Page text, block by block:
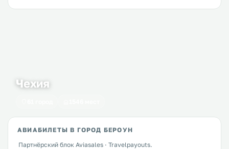
Чехия
АВИАБИЛЕТЫ В ГОРОД БЕРОУН
Партнёрский блок Aviasales · Travelpayouts.